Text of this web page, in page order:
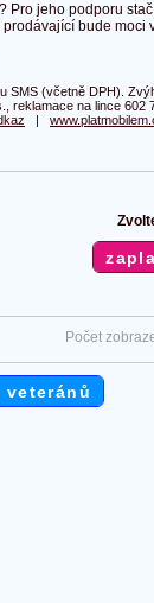
Pro jeho podporu
bude moci
SMS (včetně DPH).
reklamace na lince 602
|
Počet
veteránů